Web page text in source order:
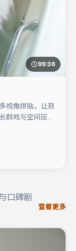
99:36
视角拼贴，让观
群戏与空间压迫
适合喜欢抠台词
，这部作品值得
口碑剧
查看更多